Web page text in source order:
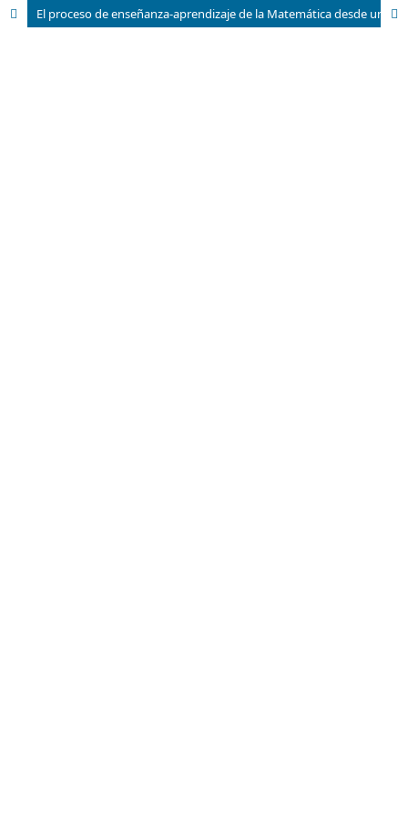
El proceso de enseñanza-aprendizaje de la Matemática desde un enfoque semántico